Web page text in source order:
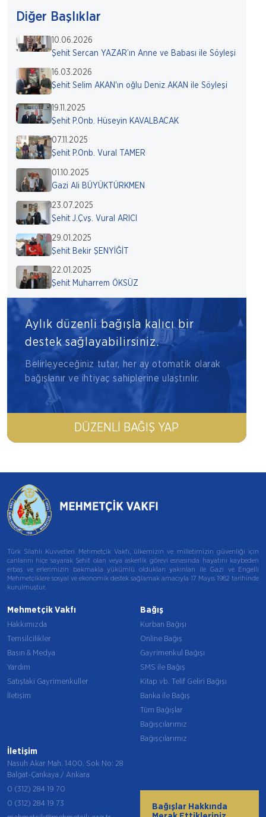
Diğer Başlıklar
10.06.2026
Şehit Sercan YAZAR’ın Anne ve Babası ile Söyleşi
16.03.2026
Şehit Selim AKAN'ın oğlu Deniz AKAN ile Söyleşi
19.11.2025
Şehit P.Onb. Hüseyin KAVALBACAK
07.11.2025
Şehit P.Onb. Vural TAMER
01.10.2025
Gazi Ali BÜYÜKTÜRKMEN
23.07.2025
Şehit J.Çvş. Vural ARICI
29.01.2025
Şehit Bekir ŞENYİĞİT
22.01.2025
Şehit Muharrem ÖKSÜZ
Aylık düzenli bağışla kalıcı bir
destek sağlayabilirsiniz.
Belirleyeceğiniz tutar, her ay otomatik olarak
bağışlanır ve ihtiyaç sahiplerine ulaştırılır.
DÜZENLI BAĞIŞ YAP
Türk Silahlı Kuvvetleri Mehmetçik Vakfı, ülkemizin ve milletimizin güvenliği için
canlarını hiçe sayarak Şehit olan veya askerlik görevi esnasında hayatını kaybeden
erbaş ve erlerimizin bakmakla yükümlü oldukları yakınları ile Gazi ve Engelli
Mehmetçiklere sosyal ve ekonomik destek sağlamak amacıyla 17 Mayıs 1982 tarihinde
kurulmuştur.
Mehmetçik Vakfı
Hakkımızda
Temsilcilikler
Basın & Medya
Yardım
Satıştaki Gayrimenkuller
İletişim
Bağış
Kurban Bağışı
Online Bağış
Gayrimenkul Bağışı
SMS ile Bağış
Kitap vb. Telif Geliri Bağışı
Banka ile Bağış
Tüm Bağışlar
Bağışçılarımız
Bağışçılarımız
İletişim
Nasuh Akar Mah. 1400. Sok No: 28
Balgat-Çankaya / Ankara
0 (312) 284 19 70
0 (312) 284 19 73
Bağışlar Hakkında